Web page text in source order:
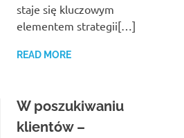
staje się kluczowym
elementem strategii[…]
READ MORE
W poszukiwaniu
klientów –